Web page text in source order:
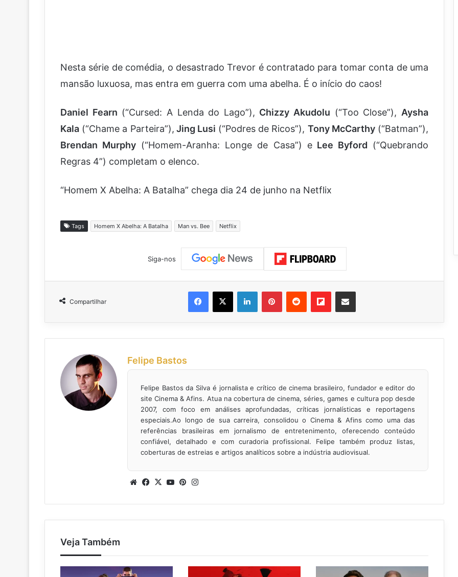
Nesta série de comédia, o desastrado Trevor é contratado para tomar conta de uma
mansão luxuosa, mas entra em guerra com uma abelha. É o início do caos!
Daniel Fearn (“Cursed: A Lenda do Lago”), Chizzy Akudolu (“Too Close”),Aysha
Kala (“Chame a Parteira”), Jing Lusi (“Podres de Ricos”), Tony McCarthy(“Batman”),
Brendan Murphy (“Homem-Aranha: Longe de Casa”) eLee Byford (“Quebrando
Regras 4”) completam o elenco.
“Homem X Abelha: A Batalha” chega dia 24 de junho na Netflix
Tags Homem X Abelha: A Batalha Man vs. Bee Netflix
Siga-nos
Compartilhar
Facebook
X LinkedinPinterestReddit FlipboardCompartilhar via e-mail
Felipe Bastos
Felipe Bastos da Silva é jornalista e crítico de cinema brasileiro, fundador e editor do
site Cinema & Afins. Atua na cobertura de cinema, séries, games e cultura pop desde
2007, com foco em análises aprofundadas, críticas jornalísticas e reportagens
especiais.Ao longo de sua carreira, consolidou o Cinema & Afins como uma das
referências brasileiras em jornalismo de entretenimento, oferecendo conteúdo
confiável, detalhado e com curadoria profissional. Felipe também produz listas,
coberturas de estreias e artigos analíticos sobre a indústria audiovisual.
WebsiteFacebook
X YouTubePinterest
Veja Também